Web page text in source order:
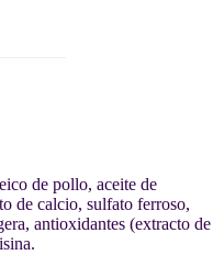
de pollo, aceite de
de calcio, sulfato ferroso,
antioxidantes (extracto de